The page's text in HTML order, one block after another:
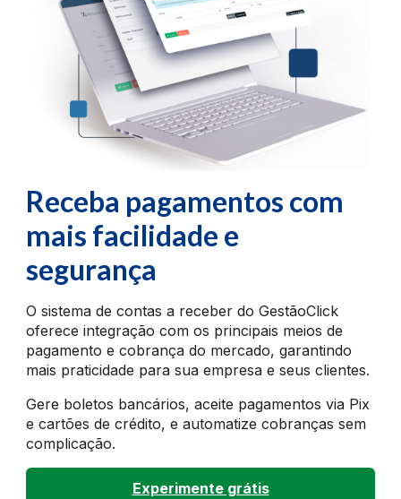
Receba pagamentos com
mais facilidade e
segurança
O sistema de contas a receber do GestãoClick
oferece integração com os principais meios de
pagamento e cobrança do mercado, garantindo
mais praticidade para sua empresa e seus clientes.
Gere boletos bancários, aceite pagamentos via Pix
e cartões de crédito, e automatize cobranças sem
complicação.
Experimente grátis